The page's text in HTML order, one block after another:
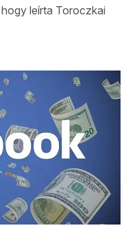
leírta Toroczkai